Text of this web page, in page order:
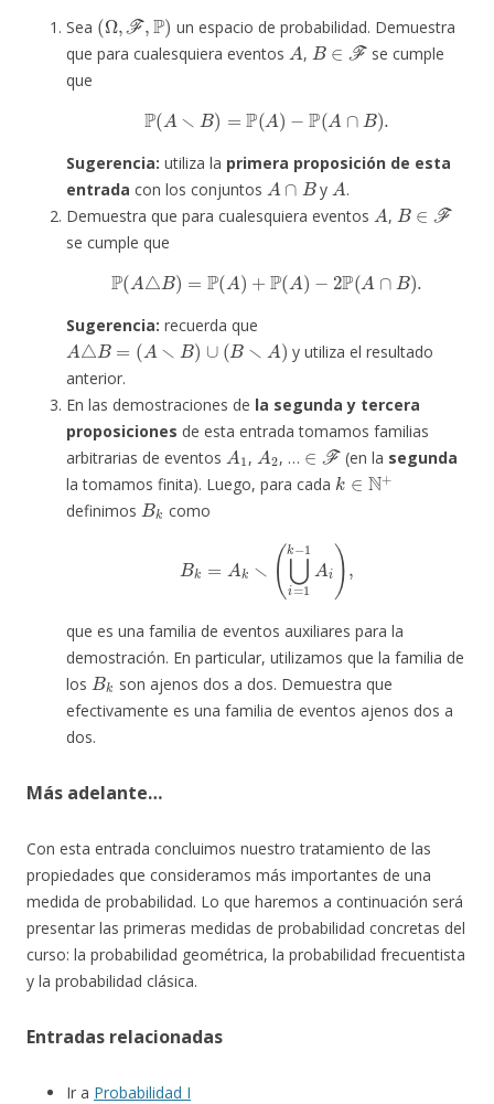
Sea
(Ω ,P
un espacio de probabilidad. Demuestra
que para cualesquiera eventos
A
,
B∈F
se cumple
que
P A∖B =P(A)− A∩B ).
Sugerencia: utiliza la primera proposición de esta
entrada con los conjuntos
A∩ B
y
A
.
Demuestra que para cualesquiera eventos
A
,
B∈
se cumple que
P (A△ )=P (A + P(A )− (A∩ B ).
Sugerencia: recuerda que
A△B=(A∖B) ∪(B∖A)
y utiliza el resultado
anterior.
En las demostraciones de la segunda y tercera
proposiciones de esta entrada tomamos familias
arbitrarias de eventos
A1
,
A2
, …
∈F
(en la segunda
la tomamos finita). Luego, para cada
k ∈N+
definimos
Bk
como
=1 − Ai
que es una familia de eventos auxiliares para la
demostración. En particular, utilizamos que la familia de
los
Bk
son ajenos dos a dos. Demuestra que
efectivamente es una familia de eventos ajenos dos a
dos.
Más adelante…
Con esta entrada concluimos nuestro tratamiento de las
propiedades que consideramos más importantes de una
medida de probabilidad. Lo que haremos a continuación será
presentar las primeras medidas de probabilidad concretas del
curso: la probabilidad geométrica, la probabilidad frecuentista
y la probabilidad clásica.
Entradas relacionadas
Ir a Probabilidad I